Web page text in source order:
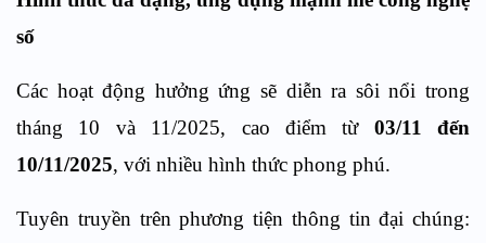
số
Các hoạt động hưởng ứng sẽ diễn ra sôi nổi trong
tháng 10 và 11/2025, cao điểm từ 03/11 đến
10/11/2025, với nhiều hình thức phong phú.
Tuyên truyền trên phương tiện thông tin đại chúng: